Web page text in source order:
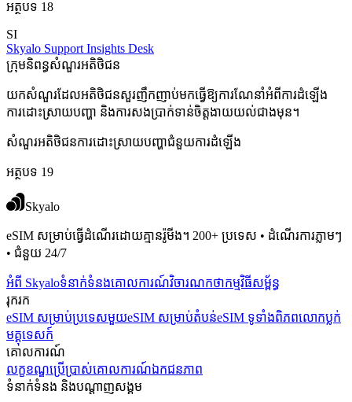
អត្ថបទ 18
SI
Skyalo Support Insights Desk
ក្រុមនិពន្ធសំណួរអតិថិជន
យកសំណួរដែលអតិថិជនសួរញឹកញាប់មកធ្វើឱ្យការណែនាំអំពីការដំឡើង
ការដោះស្រាយបញ្ហា និងការសងប្រាក់ទាន់ចិត្តងាយយល់ជាងមុន។
សំណួរអតិថិជនការដោះស្រាយបញ្ហាជំនួយការដំឡើង
អត្ថបទ 19
Skyalo
eSIM សម្រាប់ធ្វើដំណើរដោយគ្មានរ៉ូមីង។ 200+ ប្រទេស • ដំណើរការភ្លាមៗ
• ជំនួយ 24/7
អំពី Skyaloទំនាក់ទំនងគោលការណ៍វិចារណកថាកម្មវិធីសម្ព័ន្ធ
រុករក
eSIM សម្រាប់ប្រទេសមួយeSIM សម្រាប់តំបន់eSIM ទូទាំងពិភពលោកប្លក់
មគ្គុទេសក៍
គោលការណ៍
លក្ខខណ្ឌប្រើប្រាស់គោលការណ៍ឯកជនភាព
ទំនាក់ទំនង និងបណ្ដាញសង្គម